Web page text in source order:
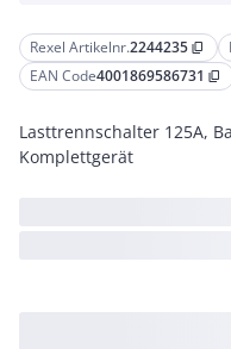
Rexel Artikelnr.2244235 content_copy
EAN Code4001869586731 content_copy
Lasttrennschalter 125A,
Komplettgerät